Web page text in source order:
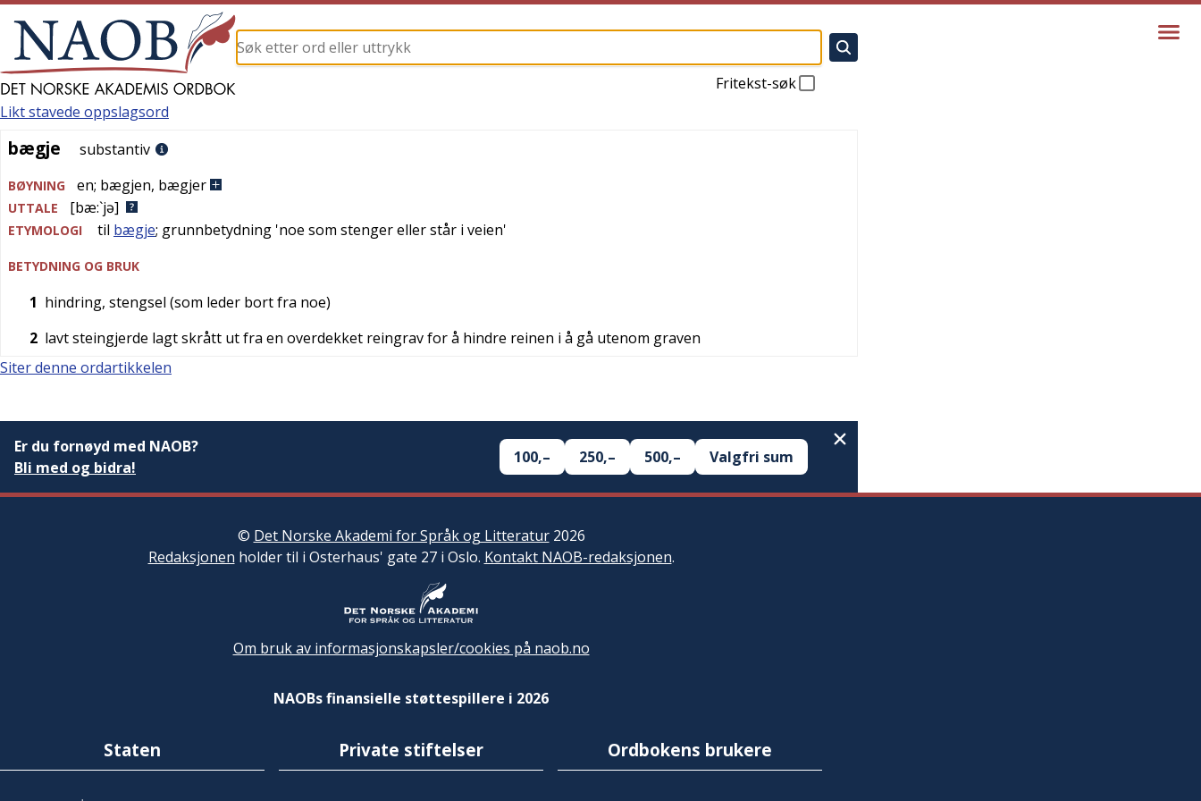
Fritekst-søk
bægje
Likt stavede oppslagsord
bægje substantiv
BØYNING en; bægjen, bægjer
UTTALE [bæ:`jə]
ETYMOLOGI til bægje; grunnbetydning 'noe som stenger eller står i veien'
BETYDNING OG BRUK
1 hindring, stengsel (som leder bort fra noe)
2 lavt steingjerde lagt skrått ut fra en overdekket reingrav for å hindre reinen i å gå utenom graven
Siter denne ordartikkelen
Er du fornøyd med NAOB?
Bli med og bidra!
100,– 250,– 500,– Valgfri sum
© Det Norske Akademi for Språk og Litteratur2026
Redaksjonen holder til i Osterhaus' gate 27 i Oslo. Kontakt NAOB-redaksjonen.
Om bruk av informasjonskapsler/cookies på naob.no
NAOBs finansielle støttespillere i 2026
Staten Private stiftelser Ordbokens brukere